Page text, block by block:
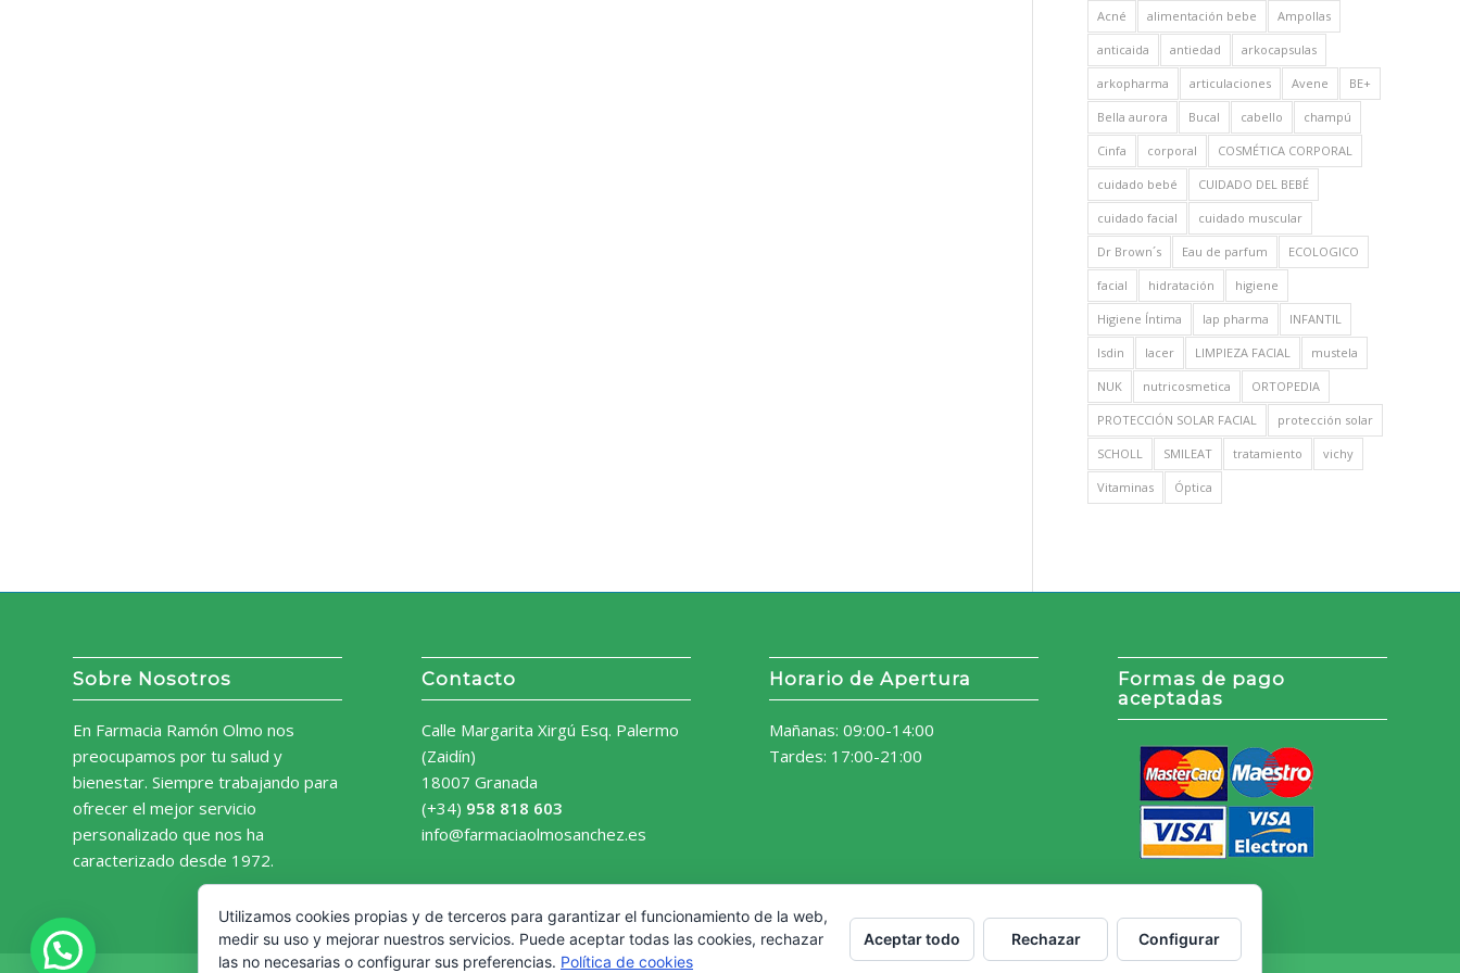
Acné alimentación bebe Ampollas
anticaida antiedad arkocapsulas
arkopharma articulaciones Avene BE+
Bella aurora Bucal cabello champú
Cinfa corporal COSMÉTICA CORPORAL
cuidado bebé CUIDADO DEL BEBÉ
cuidado facial cuidado muscular
Dr Brown´s Eau de parfum ECOLOGICO
facial hidratación higiene
Higiene Íntima Iap pharma INFANTIL
Isdin lacer LIMPIEZA FACIAL mustela
NUK nutricosmetica ORTOPEDIA
PROTECCIÓN SOLAR FACIAL protección solar
SCHOLL SMILEAT tratamiento vichy
Vitaminas Óptica
Sobre Nosotros
En Farmacia Ramón Olmo nos
preocupamos por tu salud y
bienestar. Siempre trabajando para
ofrecer el mejor servicio
personalizado que nos ha
caracterizado desde 1972.
Contacto
Calle Margarita Xirgú Esq. Palermo
(Zaidín)
18007 Granada
(+34) 958 818 603
info@farmaciaolmosanchez.es
Horario de Apertura
Mañanas: 09:00-14:00
Tardes: 17:00-21:00
Formas de pago
aceptadas
Utilizamos cookies propias y de terceros para garantizar el funcionamiento de la web,
medir su uso y mejorar nuestros servicios. Puede aceptar todas las cookies, rechazar
las no necesarias o configurar sus preferencias. Política de cookies
Aceptar todo Rechazar Configurar